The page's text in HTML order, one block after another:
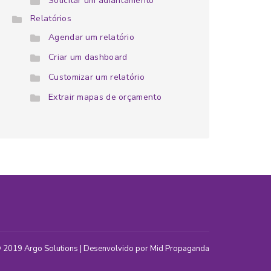
Relatórios
Agendar um relatório
Criar um dashboard
Customizar um relatório
Extrair mapas de orçamento
Argo Solutions | Desenvolvido porMid Propaganda